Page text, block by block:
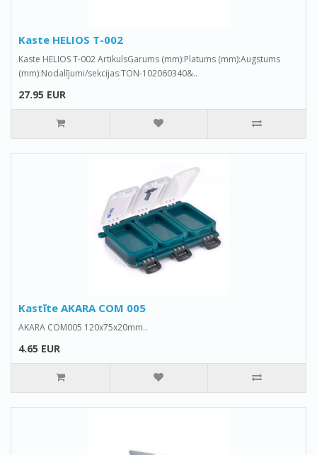
Kaste HELIOS T-002
Kaste HELIOS T-002 ArtikulsGarums (mm):Platums (mm):Augstums
(mm):Nodalījumi/sekcijas:TON-102060340&..
27.95 EUR
Kastīte AKARA COM 005
AKARA COM005 120x75x20mm..
4.65 EUR